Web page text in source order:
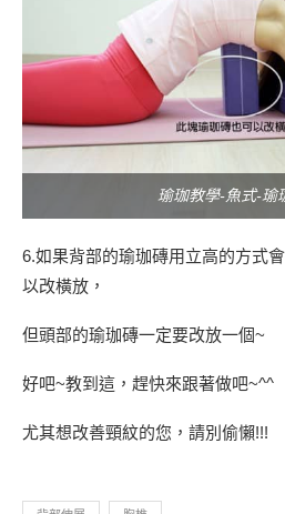
瑜珈教學-魚式-瑜
6.如果背部的瑜珈磚用立高的方式
以改橫放，
但頭部的瑜珈磚一定要改放一個~
好吧~教到這，趕快來跟著做吧~^^
尤其想改善頸紋的您，請別偷懶!!!